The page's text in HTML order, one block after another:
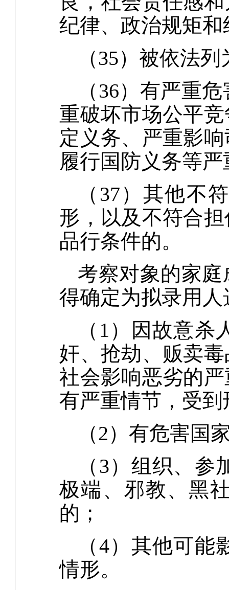
纪律、政治规矩
（35）被依法
（36）有严重
重破坏市场公平
定义务、严重影
履行国防义务等
（37）其他不
形，以及不符合
品行条件的。
考察对象的家
得确定为拟录用人
（1）因故意
奸、抢劫、贩卖
社会影响恶劣的
有严重情节，受
（2）有危害国
（3）组织、
极端、邪教、黑
的；
（4）其他可
情形。